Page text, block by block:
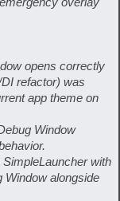
opens correctly
refactor) was
app theme on
Window
with
Window alongside